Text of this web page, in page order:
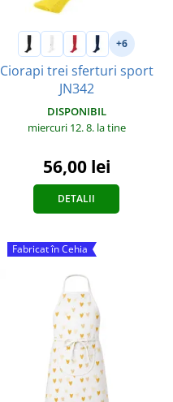
+6
Ciorapi trei sferturi sport
JN342
DISPONIBIL
miercuri 12. 8. la tine
56,00 lei
DETALII
Fabricat în Cehia